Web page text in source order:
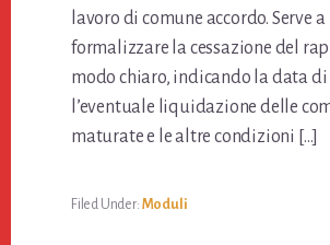
lavoro di comune accordo. Serve a
formalizzare la cessazione del
modo chiaro, indicando la data di
l’eventuale liquidazione delle
maturate e le altre condizioni […]
Filed Under: Moduli